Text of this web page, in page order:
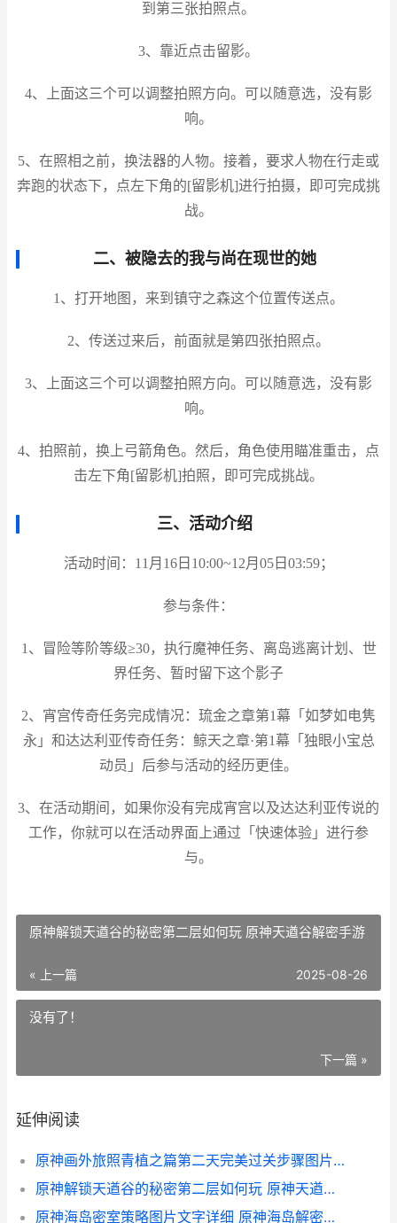
到第三张拍照点。
3、靠近点击留影。
4、上面这三个可以调整拍照方向。可以随意选，没有影
响。
5、在照相之前，换法器的人物。接着，要求人物在行走或
奔跑的状态下，点左下角的[留影机]进行拍摄，即可完成挑
战。
二、被隐去的我与尚在现世的她
1、打开地图，来到镇守之森这个位置传送点。
2、传送过来后，前面就是第四张拍照点。
3、上面这三个可以调整拍照方向。可以随意选，没有影
响。
4、拍照前，换上弓箭角色。然后，角色使用瞄准重击，点
击左下角[留影机]拍照，即可完成挑战。
三、活动介绍
活动时间：11月16日10:00~12月05日03:59；
参与条件：
1、冒险等阶等级≥30，执行魔神任务、离岛逃离计划、世
界任务、暂时留下这个影子
2、宵宫传奇任务完成情况：琉金之章第1幕「如梦如电隽
永」和达达利亚传奇任务：鲸天之章·第1幕「独眼小宝总
动员」后参与活动的经历更佳。
3、在活动期间，如果你没有完成宵宫以及达达利亚传说的
工作，你就可以在活动界面上通过「快速体验」进行参
与。
原神解锁天遒谷的秘密第二层如何玩 原神天遒谷解密手游
« 上一篇 2025-08-26
没有了！
下一篇 »
延伸阅读
原神画外旅照青植之篇第二天完美过关步骤图片文字详细解答
原神解锁天遒谷的秘密第二层如何玩 原神天遒谷解密手游
原神海岛密室策略图片文字详细 原神海岛解密游戏